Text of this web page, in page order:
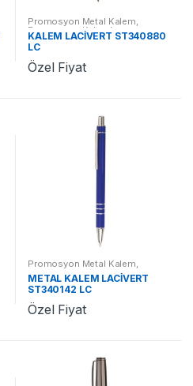
Promosyon Metal Kalem,
Promosyon Kalemler
KALEM LACİVERT ST340880
LC
Özel Fiyat
Promosyon Metal Kalem,
Promosyon Kalemler
METAL KALEM LACİVERT
ST340142 LC
Özel Fiyat